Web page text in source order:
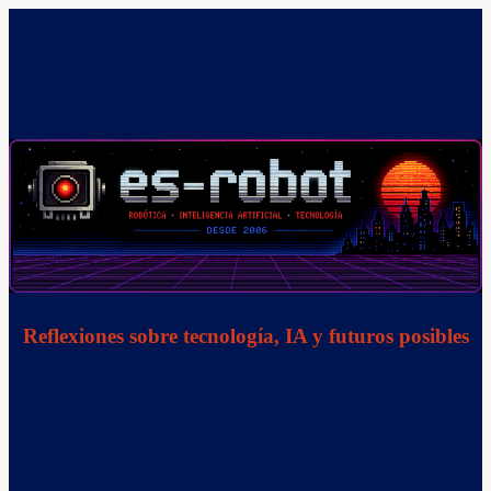
Reflexiones sobre tecnología, IA y futuros posibles